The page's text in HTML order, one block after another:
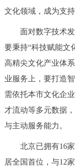
中介服务
12345网上接诉即
参与调查
北京概况
文化领域，成为支
面对数字技术发
要秉持“科技赋能文
高精尖文化产业体
业服务上，要打造
需依托本市文化企
才流动等多元数据
与主动服务能力。
北京已拥有16家
居全国首位，与12